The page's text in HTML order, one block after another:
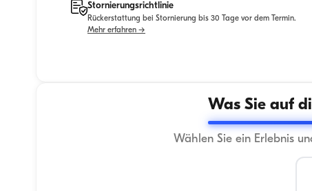
Stornierungsrichtlinie
Rückerstattung bei Stornierung bis 30 Tage vor dem Termin.
Mehr erfahren →
Was Sie auf
Wählen Sie ein Erlebnis